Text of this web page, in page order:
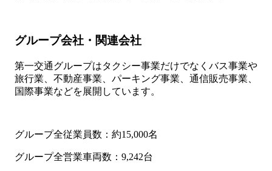
グループ会社・関連会社
第一交通グループはタクシー事業だけでなくバス事業や
旅行業、不動産事業、パーキング事業、通信販売事業、
国際事業などを展開しています。
グループ全従業員数：約15,000名
グループ全営業車両数：9,242台